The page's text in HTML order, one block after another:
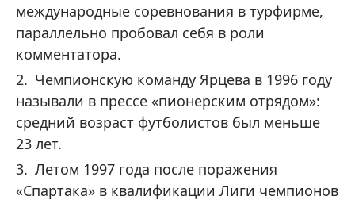
международные соревнования в турфирме,
параллельно пробовал себя в роли
комментатора.
Чемпионскую команду Ярцева в 1996 году
называли в прессе «пионерским отрядом»:
средний возраст футболистов был меньше
23 лет.
Летом 1997 года после поражения
«Спартака» в квалификации Лиги чемпионов